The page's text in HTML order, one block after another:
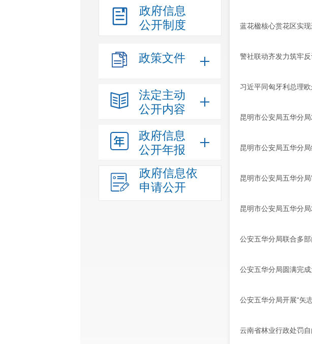
政府信息
公开制度
政策文件
法定主动
公开内容
政府信息
公开年报
政府信息依
申请公开
蓝花楹核心赏花区实
警社联动齐发力筑牢
习近平同匈牙利总理
昆明市公安局五华分
昆明市公安局五华分
昆明市公安局五华分
昆明市公安局五华分
公安五华分局联合多
公安五华分局圆满完
公安五华分局开展“矢
云南省林业行政处罚